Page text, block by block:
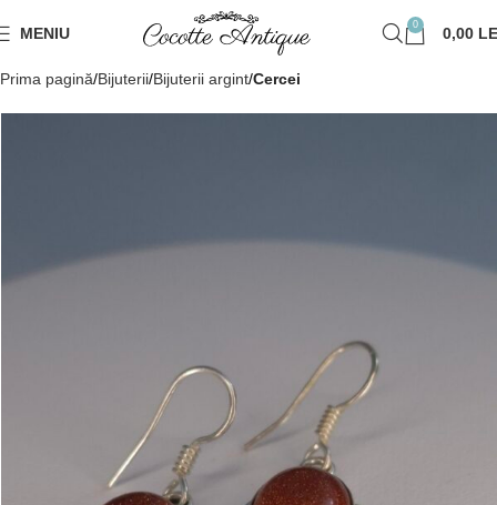
MENIU 0 0,00
Prima pagină Bijuterii Bijuterii argint Cercei